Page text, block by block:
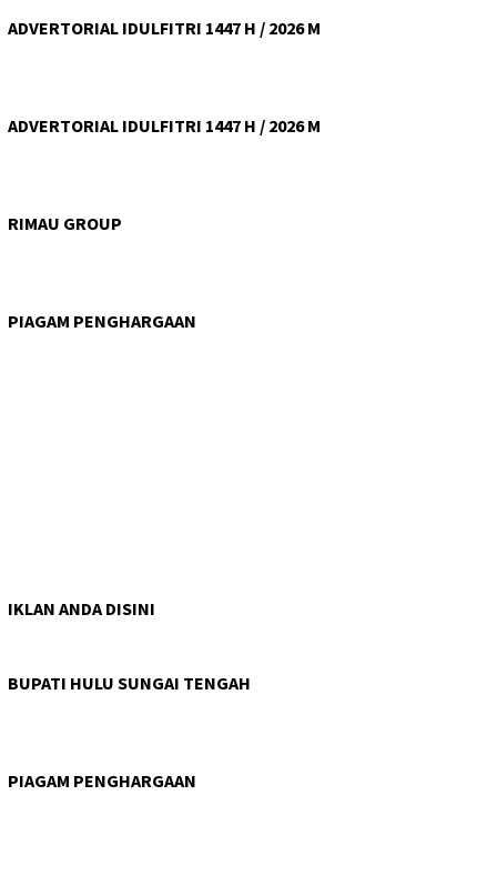
ADVERTORIAL IDULFITRI 1447 H / 2026 M
ADVERTORIAL IDULFITRI 1447 H / 2026 M
RIMAU GROUP
PIAGAM PENGHARGAAN
IKLAN ANDA DISINI
BUPATI HULU SUNGAI TENGAH
PIAGAM PENGHARGAAN